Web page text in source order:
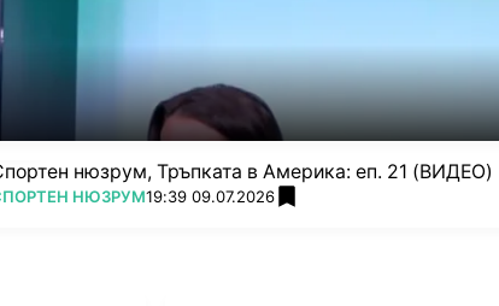
нюзрум, Тръпката в Америка: еп. 21 (ВИДЕО)
ОТНЮЗРУМ19:39 09.07.2026 add favorites